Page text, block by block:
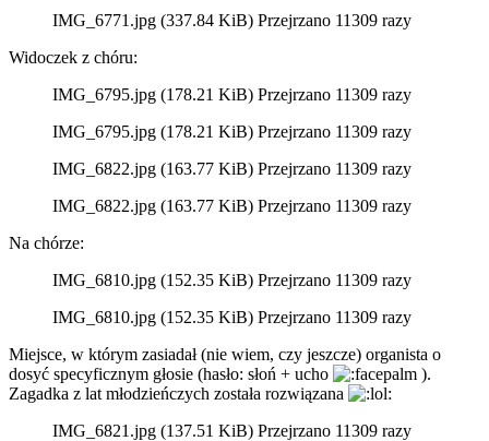
IMG_6771.jpg (337.84 KiB) Przejrzano 11309 razy
Widoczek z chóru:
IMG_6795.jpg (178.21 KiB) Przejrzano 11309 razy
IMG_6795.jpg (178.21 KiB) Przejrzano 11309 razy
IMG_6822.jpg (163.77 KiB) Przejrzano 11309 razy
IMG_6822.jpg (163.77 KiB) Przejrzano 11309 razy
Na chórze:
IMG_6810.jpg (152.35 KiB) Przejrzano 11309 razy
IMG_6810.jpg (152.35 KiB) Przejrzano 11309 razy
Miejsce, w którym zasiadał (nie wiem, czy jeszcze) organista o
dosyć specyficznym głosie (hasło: słoń + ucho
).
Zagadka z lat młodzieńczych została rozwiązana
IMG_6821.jpg (137.51 KiB) Przejrzano 11309 razy